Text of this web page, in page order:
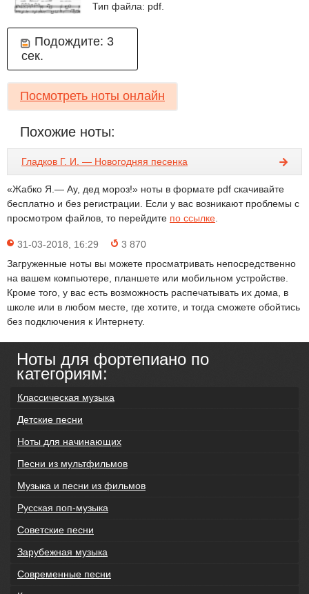
Тип файла: pdf.
Подождите: 3
сек.
Посмотреть ноты онлайн
Похожие ноты:
Гладков Г. И. — Новогодняя песенка
«Жабко Я.— Ау, дед мороз!» ноты в формате pdf скачивайте
бесплатно и без регистрации. Если у вас возникают проблемы с
просмотром файлов, то перейдите по ссылке
31-03-2018, 16:29
3 870
Загруженные ноты вы можете просматривать непосредственно
на вашем компьютере, планшете или мобильном устройстве.
Кроме того, у вас есть возможность распечатывать их дома, в
школе или в любом месте, где хотите, и тогда сможете обойтись
без подключения к Интернету.
Ноты для фортепиано по
категориям:
Классическая музыка
Детские песни
Ноты для начинающих
Песни из мультфильмов
Музыка и песни из фильмов
Русская поп-музыка
Советские песни
Зарубежная музыка
Современные песни